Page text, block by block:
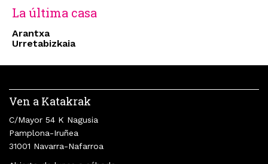
La última casa
Arantxa
Urretabizkaia
Ven a Katakrak
C/Mayor 54 K Nagusia
Pamplona-Iruñea
31001 Navarra-Nafarroa